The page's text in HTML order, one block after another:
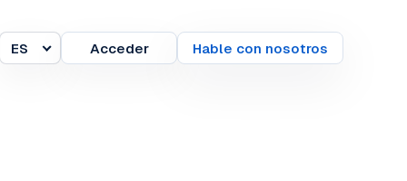
Idioma
ES Acceder Hable con nosotros